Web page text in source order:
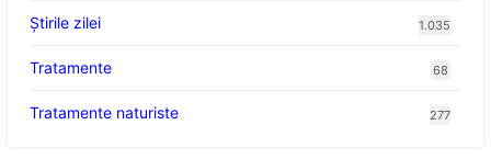
Știrile zilei 1.035
Tratamente 68
Tratamente naturiste 277